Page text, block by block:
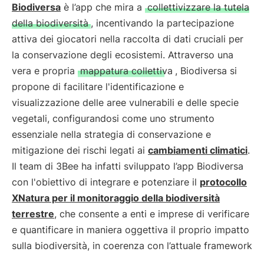
Biodiversa è l’app che mira a collettivizzare la tutela
della biodiversità , incentivando la partecipazione
attiva dei giocatori nella raccolta di dati cruciali per
la conservazione degli ecosistemi. Attraverso una
vera e propria mappatura collettiva , Biodiversa si
propone di facilitare l'identificazione e
visualizzazione delle aree vulnerabili e delle specie
vegetali, configurandosi come uno strumento
essenziale nella strategia di conservazione e
mitigazione dei rischi legati ai cambiamenti climatici.
Il team di 3Bee ha infatti sviluppato l’app Biodiversa
con l'obiettivo di integrare e potenziare il protocollo
XNatura per il monitoraggio della biodiversità
terrestre, che consente a enti e imprese di verificare
e quantificare in maniera oggettiva il proprio impatto
sulla biodiversità, in coerenza con l’attuale framework